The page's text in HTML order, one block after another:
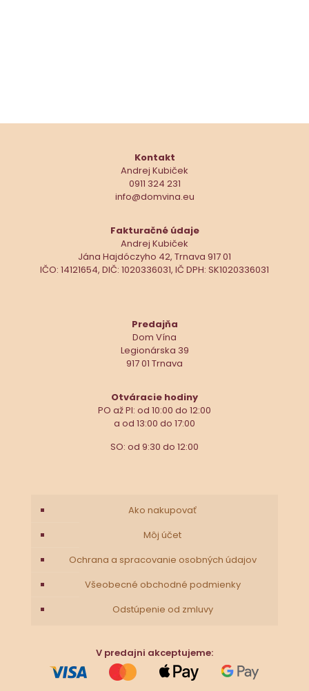
Kontakt
Andrej Kubiček
0911 324 231
info@domvina.eu
Fakturačné údaje
Andrej Kubiček
Jána Hajdóczyho 42, Trnava 917 01
IČO: 14121654, DIČ: 1020336031, IČ DPH: SK1020336031
Predajňa
Dom Vína
Legionárska 39
917 01 Trnava
Otváracie hodiny
PO až PI: od 10:00 do 12:00
a od 13:00 do 17:00
SO: od 9:30 do 12:00
Ako nakupovať
Môj účet
Ochrana a spracovanie osobných údajov
Všeobecné obchodné podmienky
Odstúpenie od zmluvy
V predajni akceptujeme: